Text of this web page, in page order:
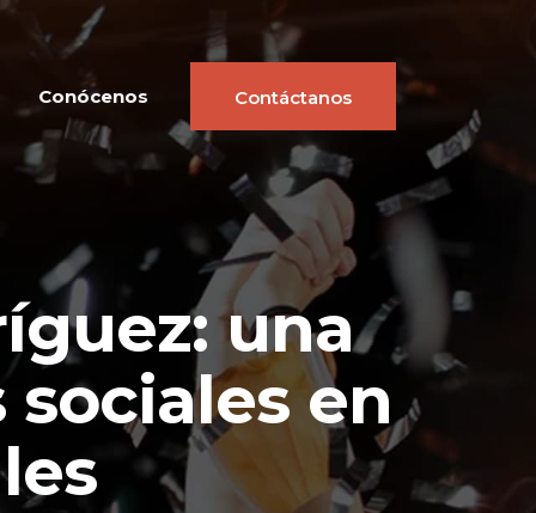
Conócenos Contáctanos
una
en